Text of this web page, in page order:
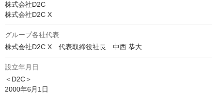
株式会社D2C
株式会社D2C X
グループ各社代表
設立年月日
＜D2C＞
2000年6月1日